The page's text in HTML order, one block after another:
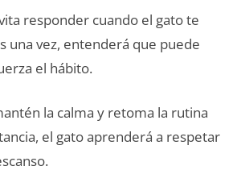
responder cuando el gato te
una vez, entenderá que puede
el hábito.
la calma y retoma la rutina
el gato aprenderá a respetar